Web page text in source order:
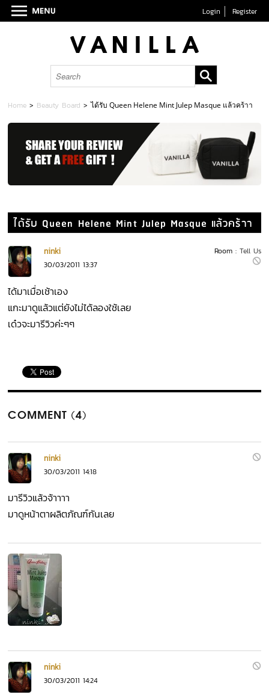
Login Register
Home > Beauty Board >ได้รับ Queen Helene Mint Julep Masque แล้วคร้าา
ได้รับ Queen Helene Mint Julep Masque แล้วคร้าา
Room : Tell Us
ninki
30/03/2011 13:37
ได้มาเมื่อเช้าเอง
แกะมาดูแล้วแต่ยังไม่ได้ลองใช้เลย
เด๋วจะมารีวิวค่ะๆๆ
COMMENT (4)
ninki
30/03/2011 14:18
มารีวิวแล้วจ้าาาา
มาดูหน้าตาผลิตภัณฑ์กันเลย
ninki
30/03/2011 14:24